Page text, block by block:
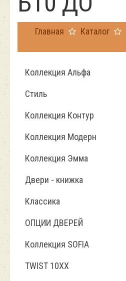
Главная Каталог
Коллекция Альфа
Стиль
Коллекция Контур
Коллекция Модерн
Коллекция Эмма
Двери - книжка
Классика
ОПЦИИ ДВЕРЕЙ
Коллекция SOFIA
TWIST 10ХХ